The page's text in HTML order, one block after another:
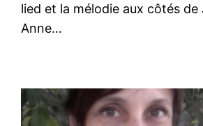
lied et la mélodie aux côtés
Anne…